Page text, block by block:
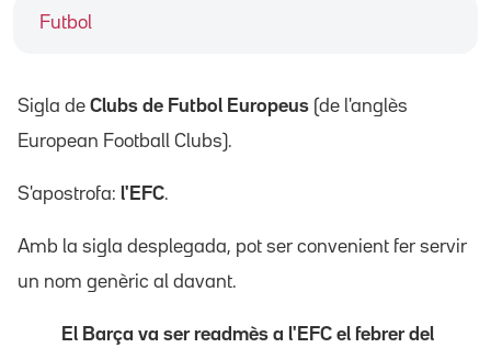
Futbol
Sigla de Clubs de Futbol Europeus (de l'anglès
European Football Clubs).
S'apostrofa: l'EFC.
Amb la sigla desplegada, pot ser convenient fer servir
un nom genèric al davant.
El Barça va ser readmès a l'EFC el febrer del